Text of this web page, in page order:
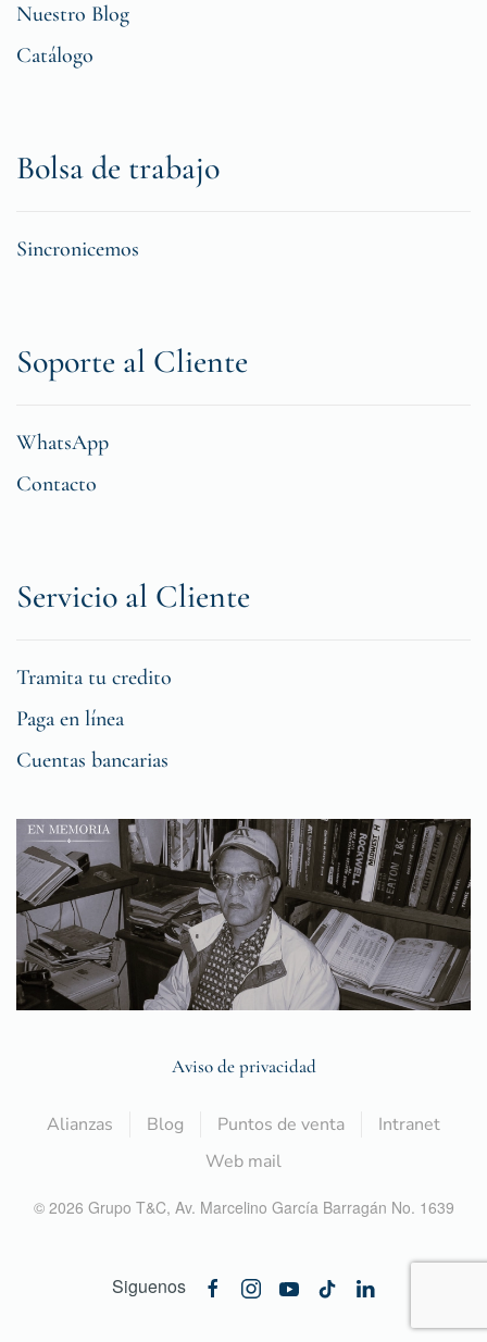
Nuestro Blog
Catálogo
Bolsa de trabajo
Sincronicemos
Soporte al Cliente
WhatsApp
Contacto
Servicio al Cliente
Tramita tu credito
Paga en línea
Cuentas bancarias
Aviso de privacidad
Alianzas Blog Puntos de venta
Intranet
Web mail
© 2026 Grupo T&C, Av. Marcelino García Barragán No. 1639
Siguenos